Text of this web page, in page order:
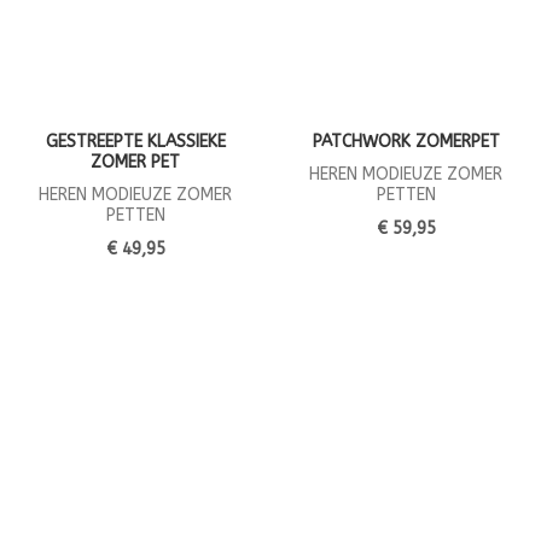
GESTREEPTE KLASSIEKE
ZOMER PET
HEREN MODIEUZE ZOMER
PETTEN
€ 49,95
PATCHWORK ZOMERPET
HEREN MODIEUZE ZOMER
PETTEN
€ 59,95